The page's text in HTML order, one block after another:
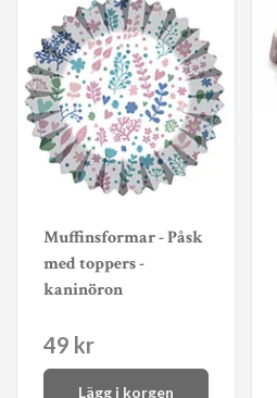
Muffinsformar - Påsk
med toppers -
kaninöron
49 kr
Lägg i korgen